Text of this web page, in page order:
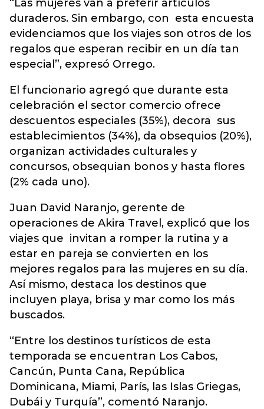
“Las mujeres van a preferir artículos
duraderos. Sin embargo, con esta encuesta
evidenciamos que los viajes son otros de los
regalos que esperan recibir en un día tan
especial”, expresó Orrego.
El funcionario agregó que durante esta
celebración el sector comercio ofrece
descuentos especiales (35%), decora sus
establecimientos (34%), da obsequios (20%),
organizan actividades culturales y
concursos, obsequian bonos y hasta flores
(2% cada uno).
Juan David Naranjo, gerente de
operaciones de Akira Travel, explicó que los
viajes que invitan a romper la rutina y a
estar en pareja se convierten en los
mejores regalos para las mujeres en su día.
Así mismo, destaca los destinos que
incluyen playa, brisa y mar como los más
buscados.
“Entre los destinos turísticos de esta
temporada se encuentran Los Cabos,
Cancún, Punta Cana, República
Dominicana, Miami, París, las Islas Griegas,
Dubái y Turquía”, comentó Naranjo.